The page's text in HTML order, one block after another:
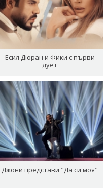
Есил Дюран и Фики с първи
дует
Джони представи "Да си моя"